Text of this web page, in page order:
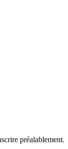
préalablement.